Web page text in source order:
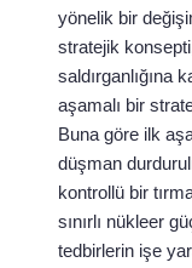
yönelik bir
stratejik
saldırganlığına
aşamalı bir
Buna göre ilk
düşman
kontrollü bir
sınırlı nükleer
tedbirlerin işe